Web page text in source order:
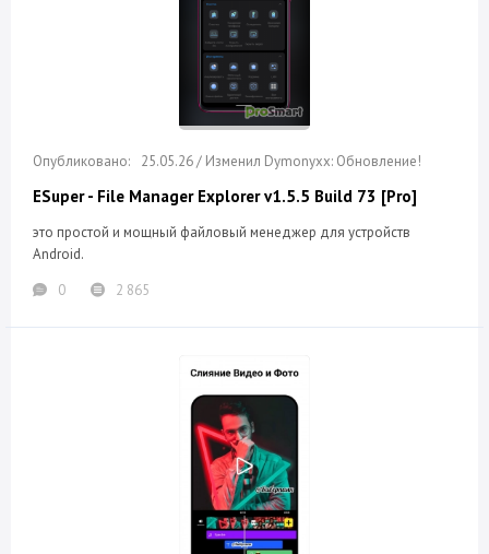
25.05.26 / Изменил Dymonyxx: Обновление!
ESuper - File Manager Explorer v1.5.5 Build 73 [Pro]
это простой и мощный файловый менеджер для устройств
Android.
0
2 865